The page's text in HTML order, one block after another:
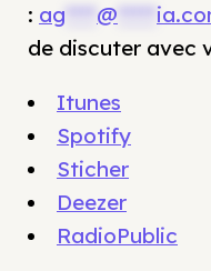
: ag @
de discuter avec
Itunes
Spotify
Sticher
Deezer
RadioPublic